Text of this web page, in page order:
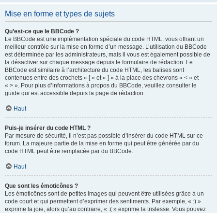
Mise en forme et types de sujets
Qu’est-ce que le BBCode ?
Le BBCode est une implémentation spéciale du code HTML, vous offrant un
meilleur contrôle sur la mise en forme d’un message. L’utilisation du BBCode
est déterminée par les administrateurs, mais il vous est également possible de
la désactiver sur chaque message depuis le formulaire de rédaction. Le
BBCode est similaire à l’architecture du code HTML, les balises sont
contenues entre des crochets « [ » et « ] » à la place des chevrons « < » et
« > ». Pour plus d’informations à propos du BBCode, veuillez consulter le
guide qui est accessible depuis la page de rédaction.
Haut
Puis-je insérer du code HTML ?
Par mesure de sécurité, il n’est pas possible d’insérer du code HTML sur ce
forum. La majeure partie de la mise en forme qui peut être générée par du
code HTML peut être remplacée par du BBCode.
Haut
Que sont les émoticônes ?
Les émoticônes sont de petites images qui peuvent être utilisées grâce à un
code court et qui permettent d’exprimer des sentiments. Par exemple, « :) »
exprime la joie, alors qu’au contraire, « :( » exprime la tristesse. Vous pouvez